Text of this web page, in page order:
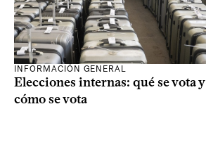
INFORMACIÓN GENERAL
Elecciones internas: qué se vota y
cómo se vota